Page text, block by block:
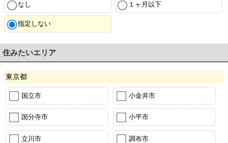
なし １ヶ月以下
指定しない
住みたいエリア
東京都
国立市 小金井市
国分寺市 小平市
立川市 調布市